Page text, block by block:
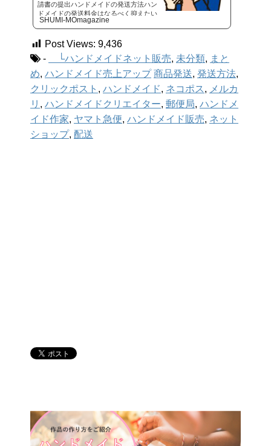
請書の提出ハンドメイドの発送方法ハン
ドメイドの発送料金はなるべく抑えたい
ところ。とはいえ、トラブルを防ぐため
など、発送する商品や用途によっ...
SHUMI-MOmagazine
Post Views: 9,436
-
└ハンドメイドネット販売, 未分類, まと
め, ハンドメイド売上アップ 商品発送, 発送方法,
クリックポスト , ハンドメイド, ネコポス , メルカ
リ , ハンドメイドクリエイター, 郵便局, ハンドメ
イド作家, ヤマト急便, ハンドメイド販売, ネット
ショップ, 配送